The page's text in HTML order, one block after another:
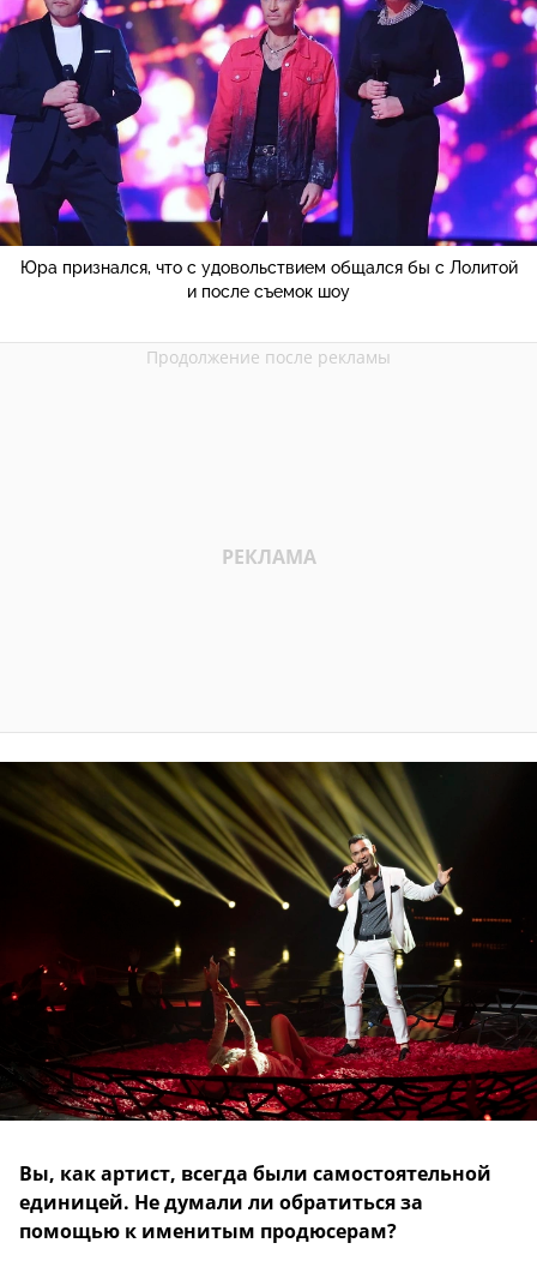
Юра признался, что с удовольствием общался бы с Лолитой
и после съемок шоу
Вы, как артист, всегда были самостоятельной
единицей. Не думали ли обратиться за
помощью к именитым продюсерам?